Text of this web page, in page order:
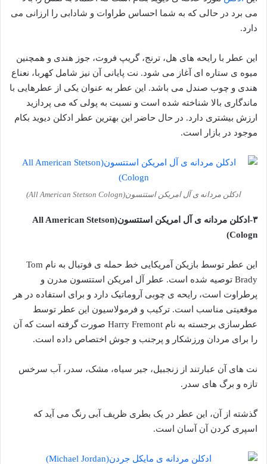
می برد در حالی که به شما احساس طراوات و شادابی را ارزانی می
دارد.
این عطر با رایحه های هل، ترنج، گریپ فروت، جوز هندی و همچنین
میوه ی ستاره ای آغاز می شود. نت پایانی آن نیز شامل کهربا، نعناع
هندی و چوب صندل می باشد. این عطر به عنوان یکی از عطرهایی با
ماندگاری بالا شناخته شده است و نسبت به پولی که می پردازید
ارزش بیشتری دارد. در حال حاضر این بهترین عطر ادکلن دیوید بکام
موجود در بازار است.
ادکلن مردانه ی آل امریکن استتسون(All American Stetson Cologn)
۳-ادکلن مردانه ی آل امریکن استتسون(All American Stetson
Cologn)
این عطر توسط بازیکن آمریکایی خط حمله ی فوتبال به نام Tom
Brady توصیه شده است. عطر آل امریکن استتسون مدرن و
پرطراوت است، رایحه ی چوبی آروماتیک دارد و برای استفاده در هر
موقعیتی مناسب است. ترکیب و فرمولاسیون این عطر توسط
عطرسازی برجسته به نام Harry Fremont صورت گرفته است که آن
را برای مردان ورزشکار و پرجنب و جوش اختصاص داده است.
نت های آن عبارتند از زنجبیل، جیر سیاه، مشک، سدر، آب سرخس
تازه و برگ های سدر.
گذشته از آن، این عطر در یک بطری ظریف آبی رنگ می آید که
اسپری کردن آن آسان است.